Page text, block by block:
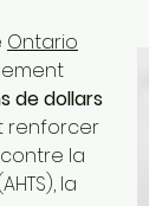
Ontario
de dollars
renforcer
la
la